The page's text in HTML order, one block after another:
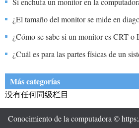
del monitor?
¿El tamaño del monitor se mide en
¿Cómo se sabe si un monitor es CRT o
¿Cuál es para las partes físicas de un
Más categorías
没有任何同级栏目
Conocimiento de la computadora ©